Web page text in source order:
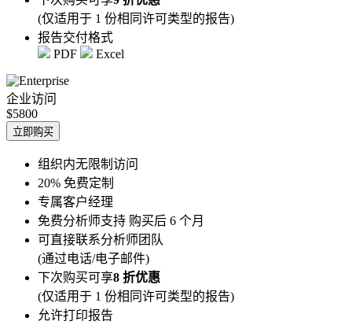
(仅适用于 1 份相同许可类型的报告)
报告交付格式
PDF
Excel
企业访问
$5800
立即购买
组织内无限制访问
20% 免费定制
专属客户经理
免费分析师支持 购买后 6 个月
可直接联系分析师团队
(通过电话/电子邮件)
下次购买可享8 折优惠
(仅适用于 1 份相同许可类型的报告)
允许打印报告